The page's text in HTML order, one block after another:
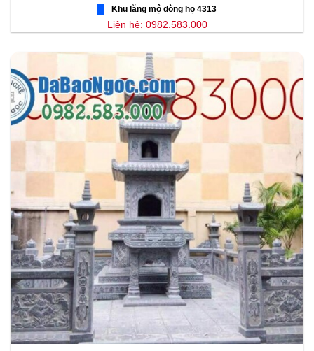
Khu lăng mộ dòng họ 4313
Liên hệ: 0982.583.000